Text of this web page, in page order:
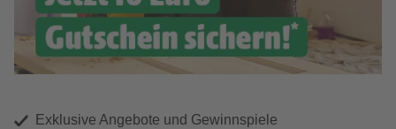
Exklusive Angebote und Gewinnspiele